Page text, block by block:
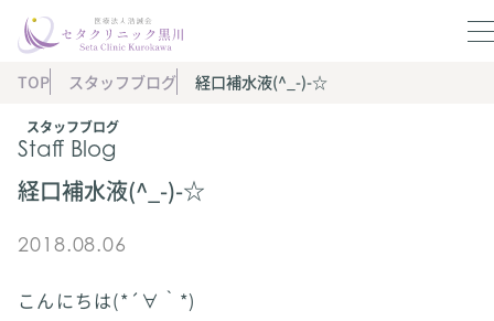
スタッフブログ
Staff Blog
TOP スタッフブログ 経口補水液(^_-)-☆
経口補水液(^_-)-☆
2018.08.06
こんにちは(*´∀｀*)